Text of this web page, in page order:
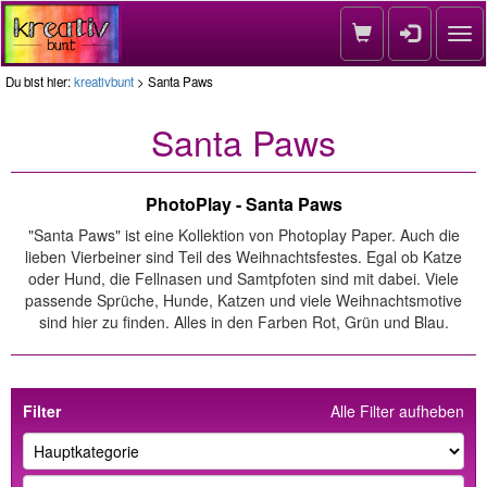
Du bist hier:kreativbunt > Santa Paws
Santa Paws
PhotoPlay - Santa Paws
"Santa Paws" ist eine Kollektion von Photoplay Paper. Auch die
lieben Vierbeiner sind Teil des Weihnachtsfestes. Egal ob Katze
oder Hund, die Fellnasen und Samtpfoten sind mit dabei. Viele
passende Sprüche, Hunde, Katzen und viele Weihnachtsmotive
sind hier zu finden. Alles in den Farben Rot, Grün und Blau.
Alle Filter aufheben
Filter